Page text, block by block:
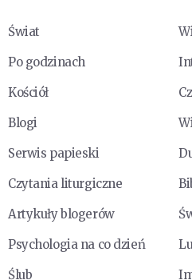
Świat
Po godzinach
Kościół
Blogi
Serwis papieski
Czytania liturgiczne
Artykuły blogerów
Psychologia na co dzień
Ślub